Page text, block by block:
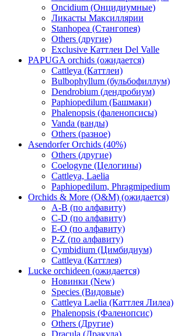
Oncidium (Онцидиумные)
Ликасты Максиллярии
Stanhopea (Стангопея)
Others (другие)
Exclusive Каттлеи Del Valle
PAPUGA orchids (ожидается)
Cattleya (Каттлеи)
Bulbophyllum (бульбофиллум)
Dendrobium (дендробиум)
Paphiopedilum (Башмаки)
Phalenopsis (фаленопсисы)
Vanda (ванды)
Others (разное)
Asendorfer Orchids (40%)
Others (другие)
Coelogyne (Целогины)
Cattleya, Laelia
Paphiopedilum, Phragmipedium
Orchids & More (O&M) (ожидается)
A-B (по алфавиту)
C-D (по алфавиту)
E-O (по алфавиту)
P-Z (по алфавиту)
Cymbidium (Цимбидиум)
Cattleya (Каттлея)
Lucke orchideen (ожидается)
Новинки (New)
Species (Видовые)
Cattleya Laelia (Каттлея Лилеа)
Phalenopsis (Фаленопсис)
Others (Другие)
Dracula (Дракула)